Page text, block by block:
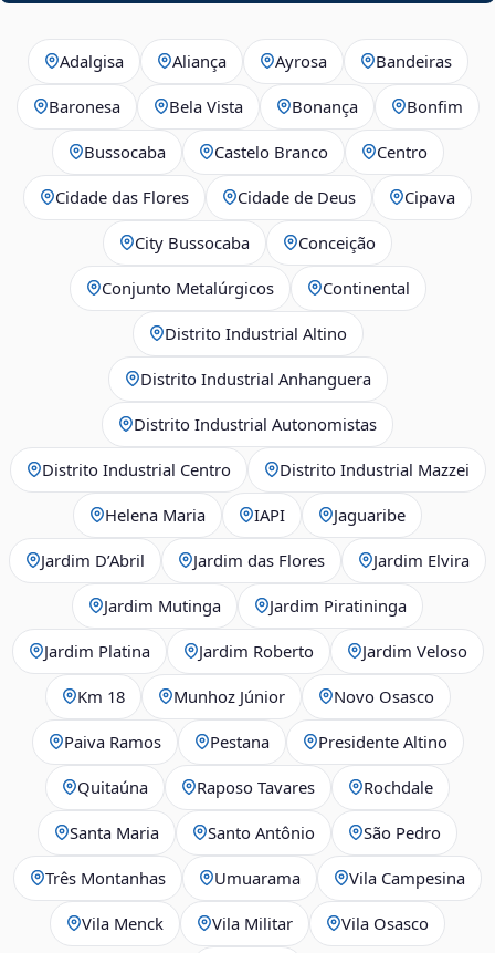
Adalgisa Aliança Ayrosa Bandeiras
Baronesa Bela Vista Bonança Bonfim
Bussocaba Castelo Branco Centro
Cidade das Flores Cidade de Deus Cipava
City Bussocaba Conceição
Conjunto Metalúrgicos Continental
Distrito Industrial Altino
Distrito Industrial Anhanguera
Distrito Industrial Autonomistas
Distrito Industrial Centro Distrito Industrial Mazzei
Helena Maria IAPI Jaguaribe
Jardim D’Abril Jardim das Flores Jardim Elvira
Jardim Mutinga Jardim Piratininga
Jardim Platina Jardim Roberto Jardim Veloso
Km 18 Munhoz Júnior Novo Osasco
Paiva Ramos Pestana Presidente Altino
Quitaúna Raposo Tavares Rochdale
Santa Maria Santo Antônio São Pedro
Três Montanhas Umuarama Vila Campesina
Vila Menck Vila Militar Vila Osasco